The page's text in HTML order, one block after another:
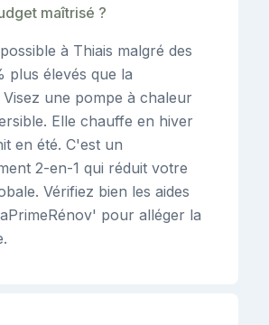
maîtrisé ?
à Thiais malgré des
plus élevés que la
Visez une pompe à chaleur
Elle chauffe en hiver
en été. C'est un
2-en-1 qui réduit votre
Vérifiez bien les aides
pour alléger la